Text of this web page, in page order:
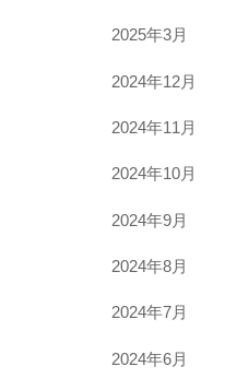
2025年3月
2024年12月
2024年11月
2024年10月
2024年9月
2024年8月
2024年7月
2024年6月